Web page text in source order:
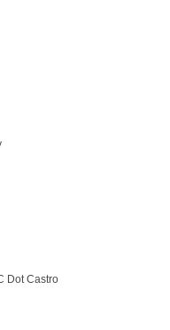
Dot Castro